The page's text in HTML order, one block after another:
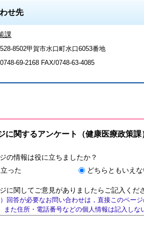
せ先
課
8502甲賀市水口町水口6053番地
0748-69-2168 FAX/0748-63-4085
に関するアンケート（健康医療政策課
の情報は役に立ちましたか？
った
どちらともいえ
に関してご意見がありましたらご記入くだ
）回答が必要なお問い合わせは，直接このペー
また住所・電話番号などの個人情報は記入しな